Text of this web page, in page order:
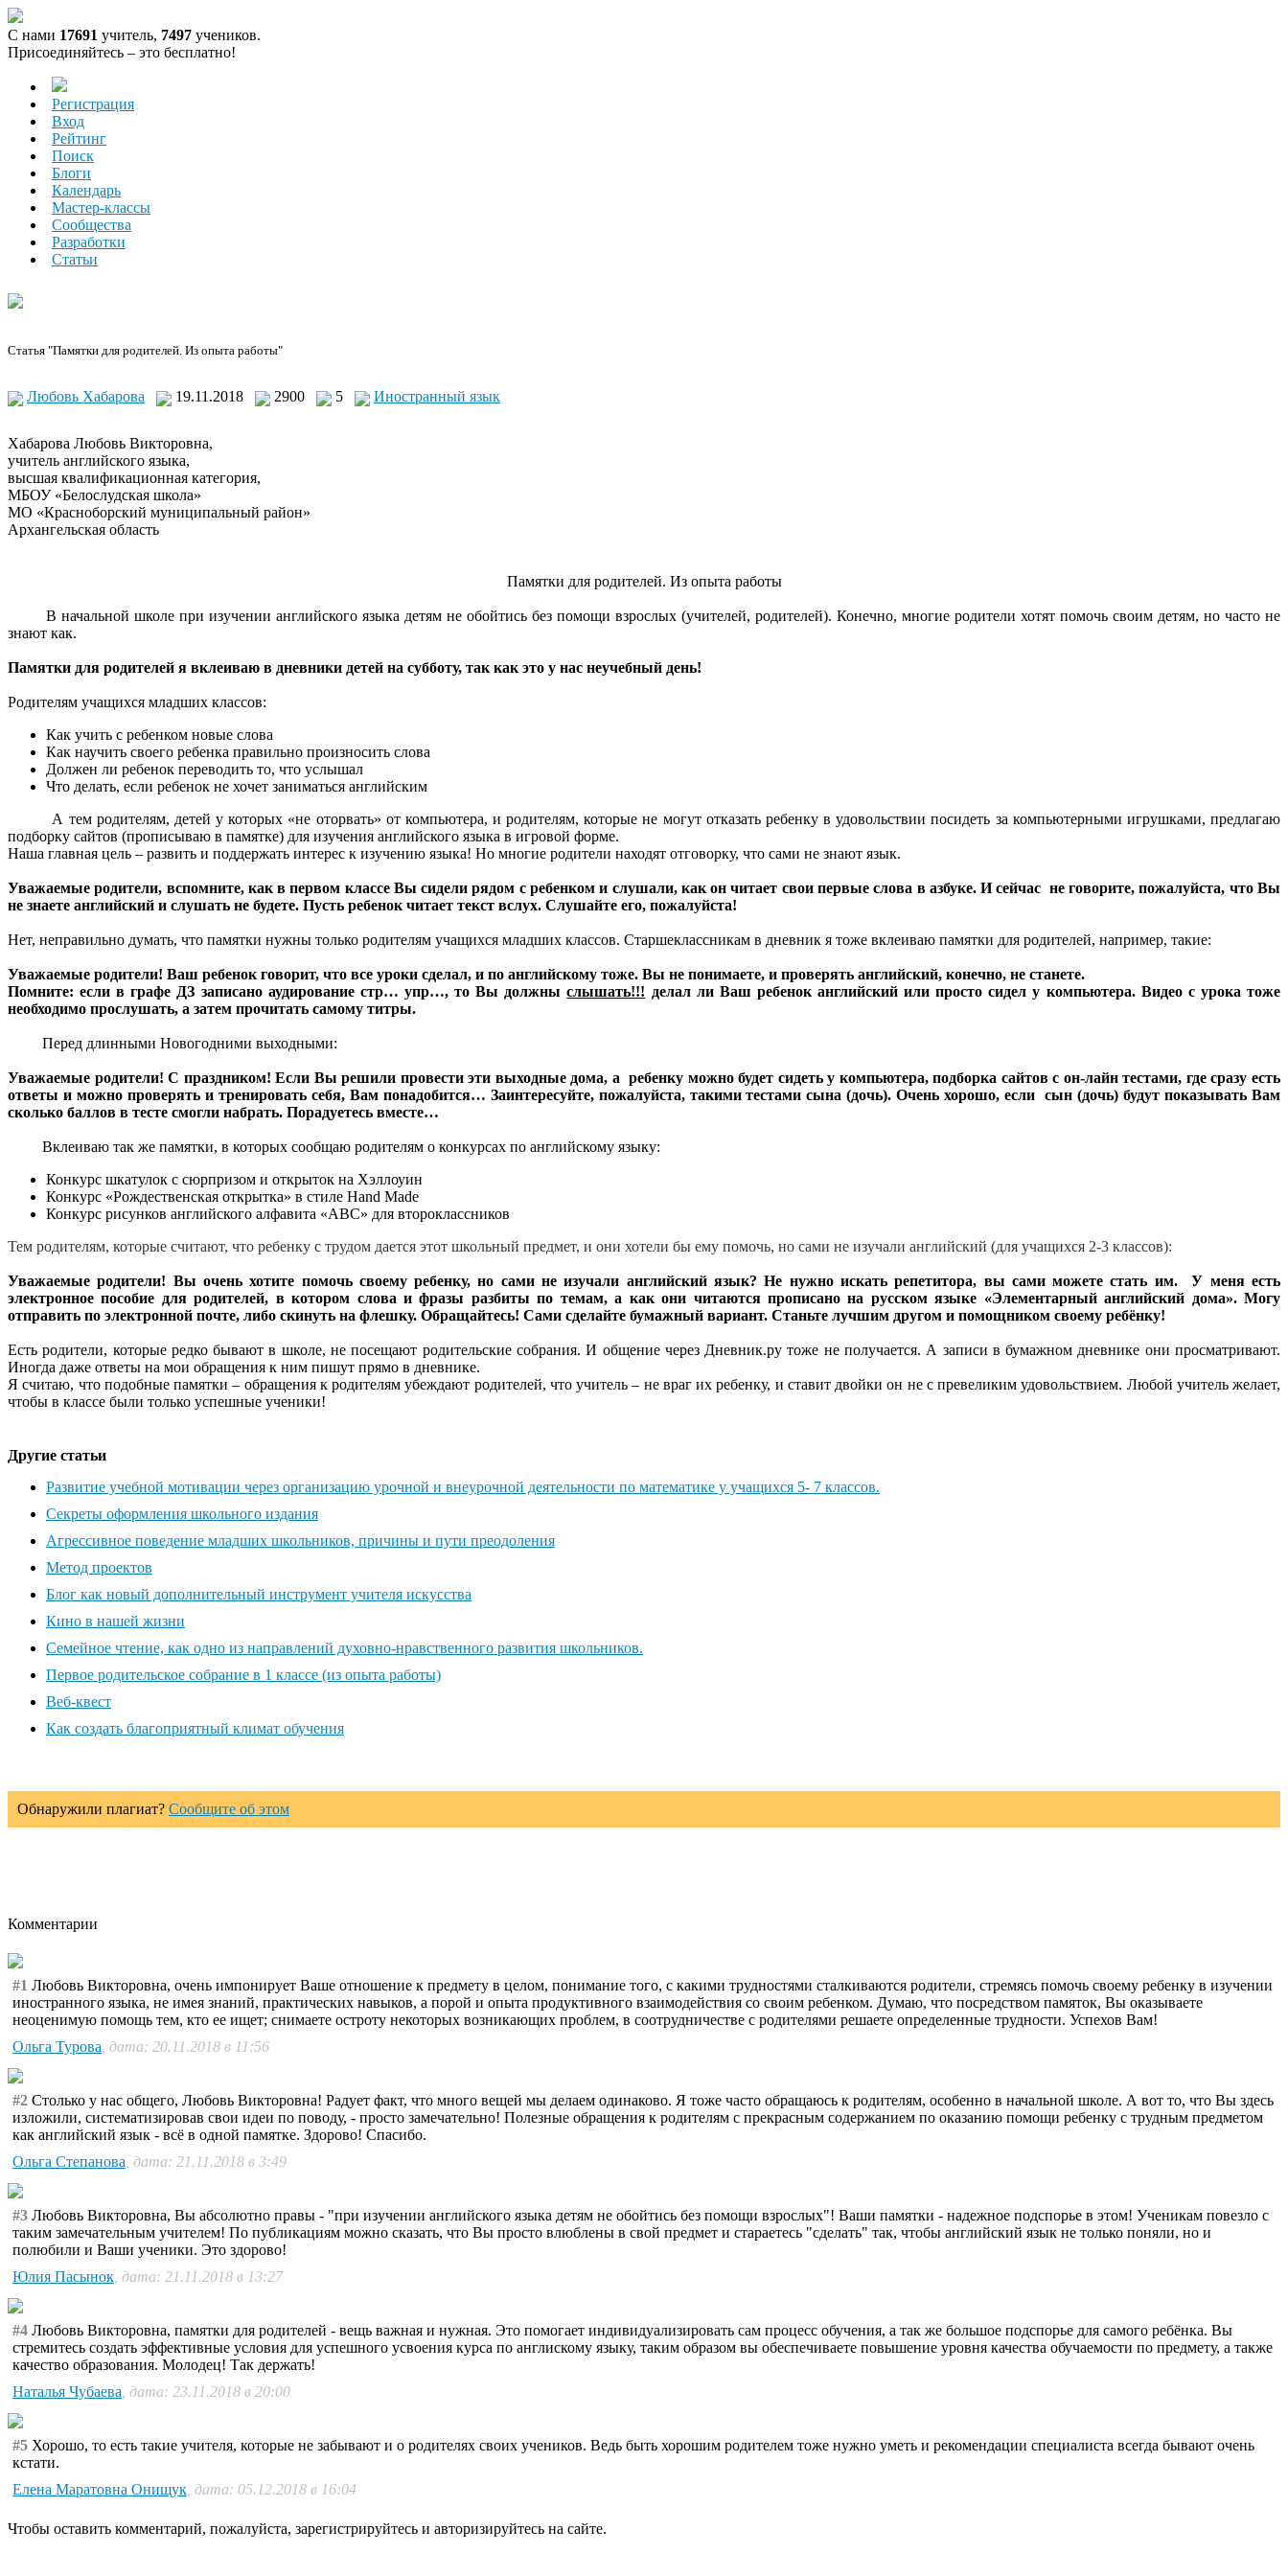
С нами 17691 учитель, 7497 учеников.
Присоединяйтесь – это бесплатно!
Регистрация
Вход
Рейтинг
Поиск
Блоги
Календарь
Мастер-классы
Сообщества
Разработки
Статьи
Статья "Памятки для родителей. Из опыта работы"
Любовь Хабарова 19.11.2018 2900 5 Иностранный язык
Хабарова Любовь Викторовна,
учитель английского языка,
высшая квалификационная категория,
МБОУ «Белослудская школа»
МО «Красноборский муниципальный район»
Архангельская область
Памятки для родителей. Из опыта работы
В начальной школе при изучении английского языка детям не обойтись без помощи взрослых (учителей, родителей). Конечно, многие родители хотят помочь своим детям, но часто не
знают как.
Памятки для родителей я вклеиваю в дневники детей на субботу, так как это у нас неучебный день!
Родителям учащихся младших классов:
Как учить с ребенком новые слова
Как научить своего ребенка правильно произносить слова
Должен ли ребенок переводить то, что услышал
Что делать, если ребенок не хочет заниматься английским
А тем родителям, детей у которых «не оторвать» от компьютера, и родителям, которые не могут отказать ребенку в удовольствии посидеть за компьютерными игрушками, предлагаю
подборку сайтов (прописываю в памятке) для изучения английского языка в игровой форме.
Наша главная цель – развить и поддержать интерес к изучению языка! Но многие родители находят отговорку, что сами не знают язык.
Уважаемые родители, вспомните, как в первом классе Вы сидели рядом с ребенком и слушали, как он читает свои первые слова в азбуке. И сейчас не говорите, пожалуйста, что Вы
не знаете английский и слушать не будете. Пусть ребенок читает текст вслух. Слушайте его, пожалуйста!
Нет, неправильно думать, что памятки нужны только родителям учащихся младших классов. Старшеклассникам в дневник я тоже вклеиваю памятки для родителей, например, такие:
Уважаемые родители! Ваш ребенок говорит, что все уроки сделал, и по английскому тоже. Вы не понимаете, и проверять английский, конечно, не станете.
Помните: если в графе ДЗ записано аудирование стр… упр…, то Вы должныслышать!!! делал ли Ваш ребенок английский или просто сидел у компьютера. Видео с урока тоже
необходимо прослушать, а затем прочитать самому титры.
Перед длинными Новогодними выходными:
Уважаемые родители! С праздником! Если Вы решили провести эти выходные дома, а ребенку можно будет сидеть у компьютера, подборка сайтов с он-лайн тестами, где сразу есть
ответы и можно проверять и тренировать себя, Вам понадобится… Заинтересуйте, пожалуйста, такими тестами сына (дочь). Очень хорошо, если сын (дочь) будут показывать Вам
сколько баллов в тесте смогли набрать. Порадуетесь вместе…
Вклеиваю так же памятки, в которых сообщаю родителям о конкурсах по английскому языку:
Конкурс шкатулок с сюрпризом и открыток на Хэллоуин
Конкурс «Рождественская открытка» в стиле Hand Made
Конкурс рисунков английского алфавита «ABC» для второклассников
Тем родителям, которые считают, что ребенку с трудом дается этот школьный предмет, и они хотели бы ему помочь, но сами не изучали английский (для учащихся 2-3 классов):
Уважаемые родители! Вы очень хотите помочь своему ребенку, но сами не изучали английский язык? Не нужно искать репетитора, вы сами можете стать им. У меня есть
электронное пособие для родителей, в котором слова и фразы разбиты по темам, а как они читаются прописано на русском языке «Элементарный английский дома». Могу
отправить по электронной почте, либо скинуть на флешку. Обращайтесь! Сами сделайте бумажный вариант. Станьте лучшим другом и помощником своему ребёнку!
Есть родители, которые редко бывают в школе, не посещают родительские собрания. И общение через Дневник.ру тоже не получается. А записи в бумажном дневнике они просматривают.
Иногда даже ответы на мои обращения к ним пишут прямо в дневнике.
Я считаю, что подобные памятки – обращения к родителям убеждают родителей, что учитель – не враг их ребенку, и ставит двойки он не с превеликим удовольствием. Любой учитель желает,
чтобы в классе были только успешные ученики!
Другие статьи
Развитие учебной мотивации через организацию урочной и внеурочной деятельности по математике у учащихся 5- 7 классов.
Секреты оформления школьного издания
Агрессивное поведение младших школьников, причины и пути преодоления
Метод проектов
Блог как новый дополнительный инструмент учителя искусства
Кино в нашей жизни
Семейное чтение, как одно из направлений духовно-нравственного развития школьников.
Первое родительское собрание в 1 классе (из опыта работы)
Веб-квест
Как создать благоприятный климат обучения
Обнаружили плагиат? Сообщите об этом
Комментарии
#1 Любовь Викторовна, очень импонирует Ваше отношение к предмету в целом, понимание того, с какими трудностями сталкиваются родители, стремясь помочь своему ребенку в изучении
иностранного языка, не имея знаний, практических навыков, а порой и опыта продуктивного взаимодействия со своим ребенком. Думаю, что посредством памяток, Вы оказываете
неоценимую помощь тем, кто ее ищет; снимаете остроту некоторых возникающих проблем, в соотрудничестве с родителями решаете определенные трудности. Успехов Вам!
Ольга Турова , дата: 20.11.2018 в 11:56
#2 Столько у нас общего, Любовь Викторовна! Радует факт, что много вещей мы делаем одинаково. Я тоже часто обращаюсь к родителям, особенно в начальной школе. А вот то, что Вы здесь
изложили, систематизировав свои идеи по поводу, - просто замечательно! Полезные обращения к родителям с прекрасным содержанием по оказанию помощи ребенку с трудным предметом
как английский язык - всё в одной памятке. Здорово! Спасибо.
Ольга Степанова , дата: 21.11.2018 в 3:49
#3 Любовь Викторовна, Вы абсолютно правы - "при изучении английского языка детям не обойтись без помощи взрослых"! Ваши памятки - надежное подспорье в этом! Ученикам повезло с
таким замечательным учителем! По публикациям можно сказать, что Вы просто влюблены в свой предмет и стараетесь "сделать" так, чтобы английский язык не только поняли, но и
полюбили и Ваши ученики. Это здорово!
Юлия Пасынок , дата: 21.11.2018 в 13:27
#4 Любовь Викторовна, памятки для родителей - вещь важная и нужная. Это помогает индивидуализировать сам процесс обучения, а так же большое подспорье для самого ребёнка. Вы
стремитесь создать эффективные условия для успешного усвоения курса по англискому языку, таким образом вы обеспечиваете повышение уровня качества обучаемости по предмету, а также
качество образования. Молодец! Так держать!
Наталья Чубаева , дата: 23.11.2018 в 20:00
#5 Хорошо, то есть такие учителя, которые не забывают и о родителях своих учеников. Ведь быть хорошим родителем тоже нужно уметь и рекомендации специалиста всегда бывают очень
кстати.
Елена Маратовна Онищук , дата: 05.12.2018 в 16:04
Чтобы оставить комментарий, пожалуйста, зарегистрируйтесь и авторизируйтесь на сайте.